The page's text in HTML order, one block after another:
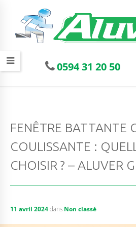
0594 31 20 50
FENÊTRE BATTANTE
COULISSANTE :
CHOISIR ? – ALUVER
11 avril 2024dans Non classé